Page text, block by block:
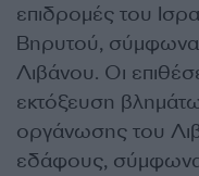
επιδρομές του
Βηρυτού, σύμφωνα
Λιβάνου. Οι
εκτόξευση
οργάνωσης του
εδάφους, σύμφωνα